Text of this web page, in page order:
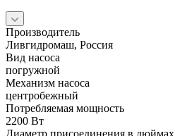
Производитель
Ливгидромаш, Россия
Вид насоса
погружной
Механизм насоса
центробежный
Потребляемая мощность
2200 Вт
Диаметр присоединения в дюймах